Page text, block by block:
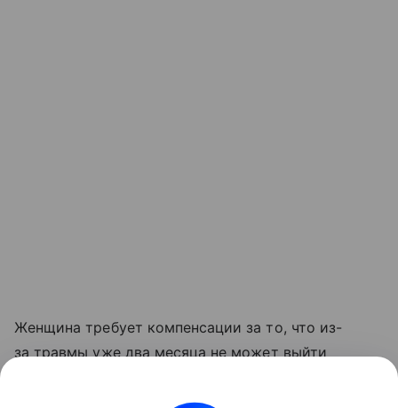
Женщина требует компенсации за то, что из-
за травмы уже два месяца не может выйти